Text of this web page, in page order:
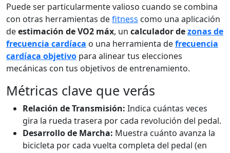
Puede ser particularmente valioso cuando se combina
con otras herramientas defitness como una aplicación
deestimación de VO2 máx, un calculador dezonas de
frecuencia cardíaca o una herramienta defrecuencia
cardíaca objetivo para alinear tus elecciones
mecánicas con tus objetivos de entrenamiento.
Métricas clave que verás
Relación de Transmisión: Indica cuántas veces
gira la rueda trasera por cada revolución del pedal.
Desarrollo de Marcha: Muestra cuánto avanza la
bicicleta por cada vuelta completa del pedal (en